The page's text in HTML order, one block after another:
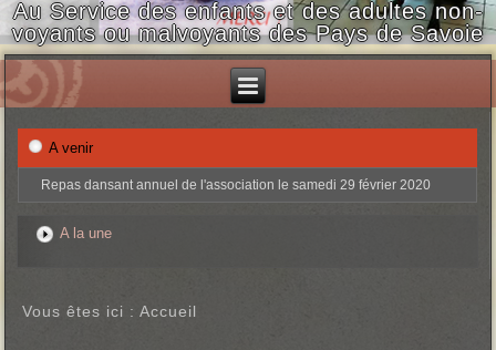
Au Service des enfants et des adultes non-
voyants ou malvoyants des Pays de Savoie
A venir
Repas dansant annuel de l'association le samedi 29 février 2020
A la une
Vous êtes ici :Accueil